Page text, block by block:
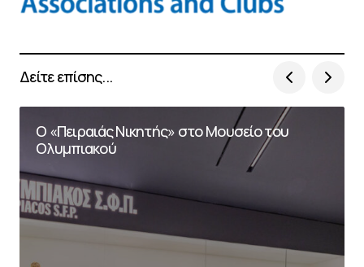
Δείτε επίσης...
O «Πειραιάς Νικητής» στο Μουσείο του
Ολυμπιακού